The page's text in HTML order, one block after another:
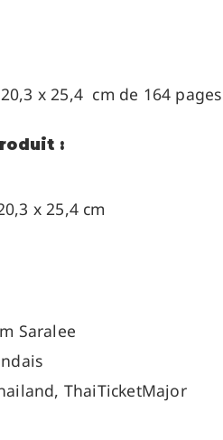
x 25,4 cm de 164 pages
:
x 25,4 cm
Saralee
ThaiTicketMajor